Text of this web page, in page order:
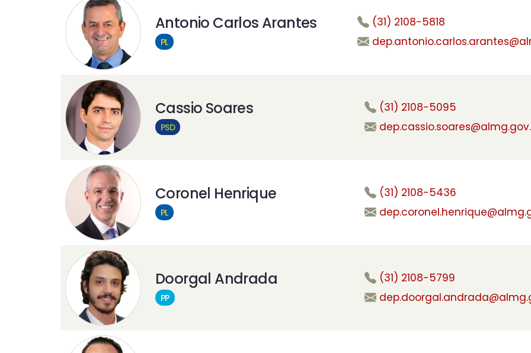
Antonio Carlos Arantes
PL
(31) 2108-5818
Cassio Soares
PSD
(31) 2108-5095
Coronel Henrique
PL
(31) 2108-5436
Doorgal Andrada
PP
(31) 2108-5799